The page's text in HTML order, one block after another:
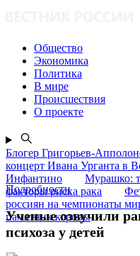
Общество
Экономика
Политика
В мире
Происшествия
О проекте
Блогер Григорьев-
концерт Ивана Урганта в
Инфантино
Мурашко:
факторы риска рака
россиян на чемпионаты
памятник коровы
Подробности
Ученые озвучили
психоза у детей